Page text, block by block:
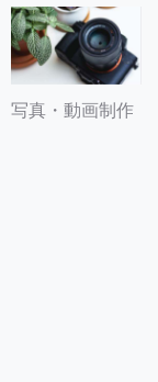
写真・動画制作